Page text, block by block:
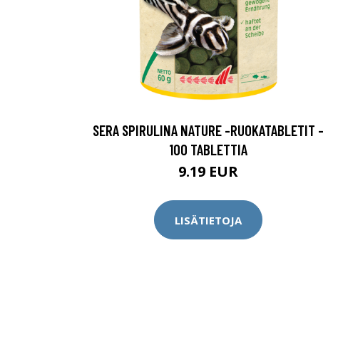
SERA SPIRULINA NATURE -RUOKATABLETIT -
100 TABLETTIA
9.19 EUR
LISÄTIETOJA